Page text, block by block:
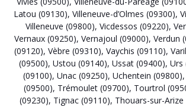
Latou (09130), Villeneuve-d’Olmes (09300),
Villeneuve (09800), Vicdessos (09220),
Vernaux (09250), Vernajoul (09000), Verdun
(09120), Vèbre (09310), Vaychis (09110),
(09500), Ustou (09140), Ussat (09400), Urs
(09100), Unac (09250), Uchentein (09800),
(09500), Trémoulet (09700), Tourtrol
(09230), Tignac (09110), Thouars-sur-Arize